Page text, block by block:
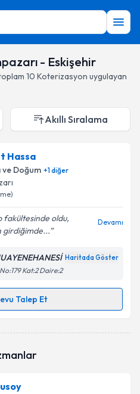
- Eskişehir
10 Koterizasyon uygulayan
Akıllı Sıralama
Hassa
ve Doğum +1diğer
fakültesinde oldu,
girdiğimde...
Devamı
Haritada Göster
Kat:2 Daire:2
Talep Et
randevu almanız için bir